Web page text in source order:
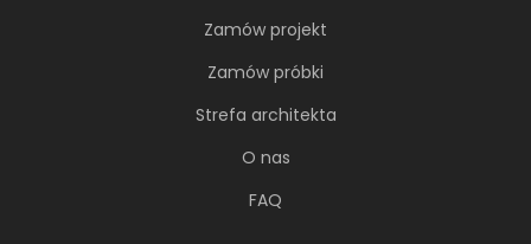
Zamów projekt
Zamów próbki
Strefa architekta
O nas
FAQ